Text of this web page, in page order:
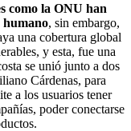
como la ONU han
humano, sin embargo,
una cobertura global
y esta, fue una
se unió junto a dos
Cárdenas, para
a los usuarios tener
poder conectarse